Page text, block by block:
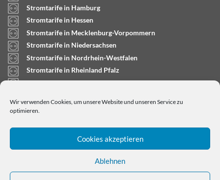
Wir verwenden Cookies, um unsere Website und unseren Service zu
optimieren.
Cookies akzeptieren
Ablehnen
Stromtarife in Hamburg
Stromtarife in Hessen
Stromtarife in Mecklenburg-Vorpommern
Stromtarife in Niedersachsen
Stromtarife in Nordrhein-Westfalen
Stromtarife in Rheinland Pfalz
Stromtarife in Saarland
Stromtarife in Schleswig-Holstein